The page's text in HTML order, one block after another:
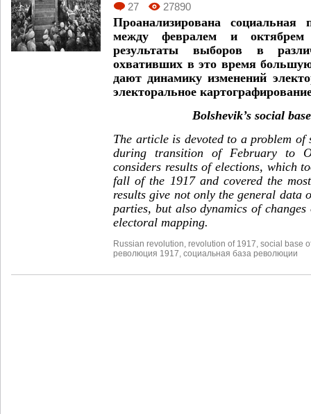
27 27890
Проанализирована социальная
между февралем и октябрем
результаты выборов в
охвативших в это время
дают динамику изменений
электоральное
Bolshevik’s social
The article is devoted to a problem of
during transition of February to
considers results of elections, which
fall of the 1917 and covered the
results give not only the general data
parties, but also dynamics of
electoral mapping.
Russian revolution revolution of 1917 social base
революция 1917 социальная база революции